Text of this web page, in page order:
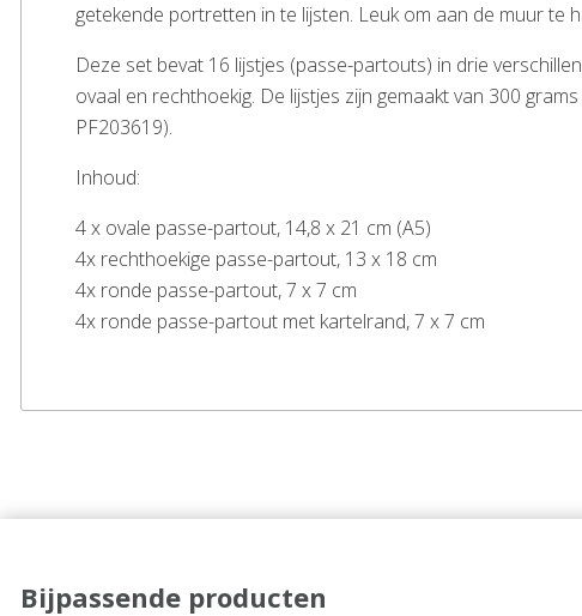
getekende portretten in te lijsten. Leuk om aan de muur te
Deze set bevat 16 lijstjes (passe-partouts) in drie
ovaal en rechthoekig. De lijstjes zijn gemaakt van 300
PF203619).
Inhoud:
4 x ovale passe-partout, 14,8 x 21 cm (A5)
4x rechthoekige passe-partout, 13 x 18 cm
4x ronde passe-partout, 7 x 7 cm
4x ronde passe-partout met kartelrand, 7 x 7 cm
Bijpassende producten